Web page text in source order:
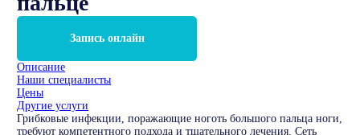
Запись онлайн
Описание
Наши специалисты
Цены
Другие услуги
Грибковые инфекции, поражающие ноготь большого пальца ноги,
требуют компетентного подхода и тщательного лечения. Сеть